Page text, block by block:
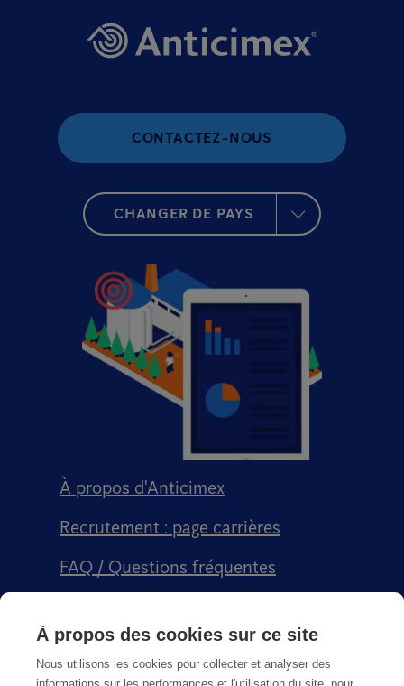
CONTACTEZ-NOUS
CHANGER DE PAYS
À propos d'Anticimex
Recrutement : page carrières
FAQ / Questions fréquentes
Conditions générales de vente CGPS
À propos des cookies sur ce site
Nous utilisons les cookies pour collecter et analyser des